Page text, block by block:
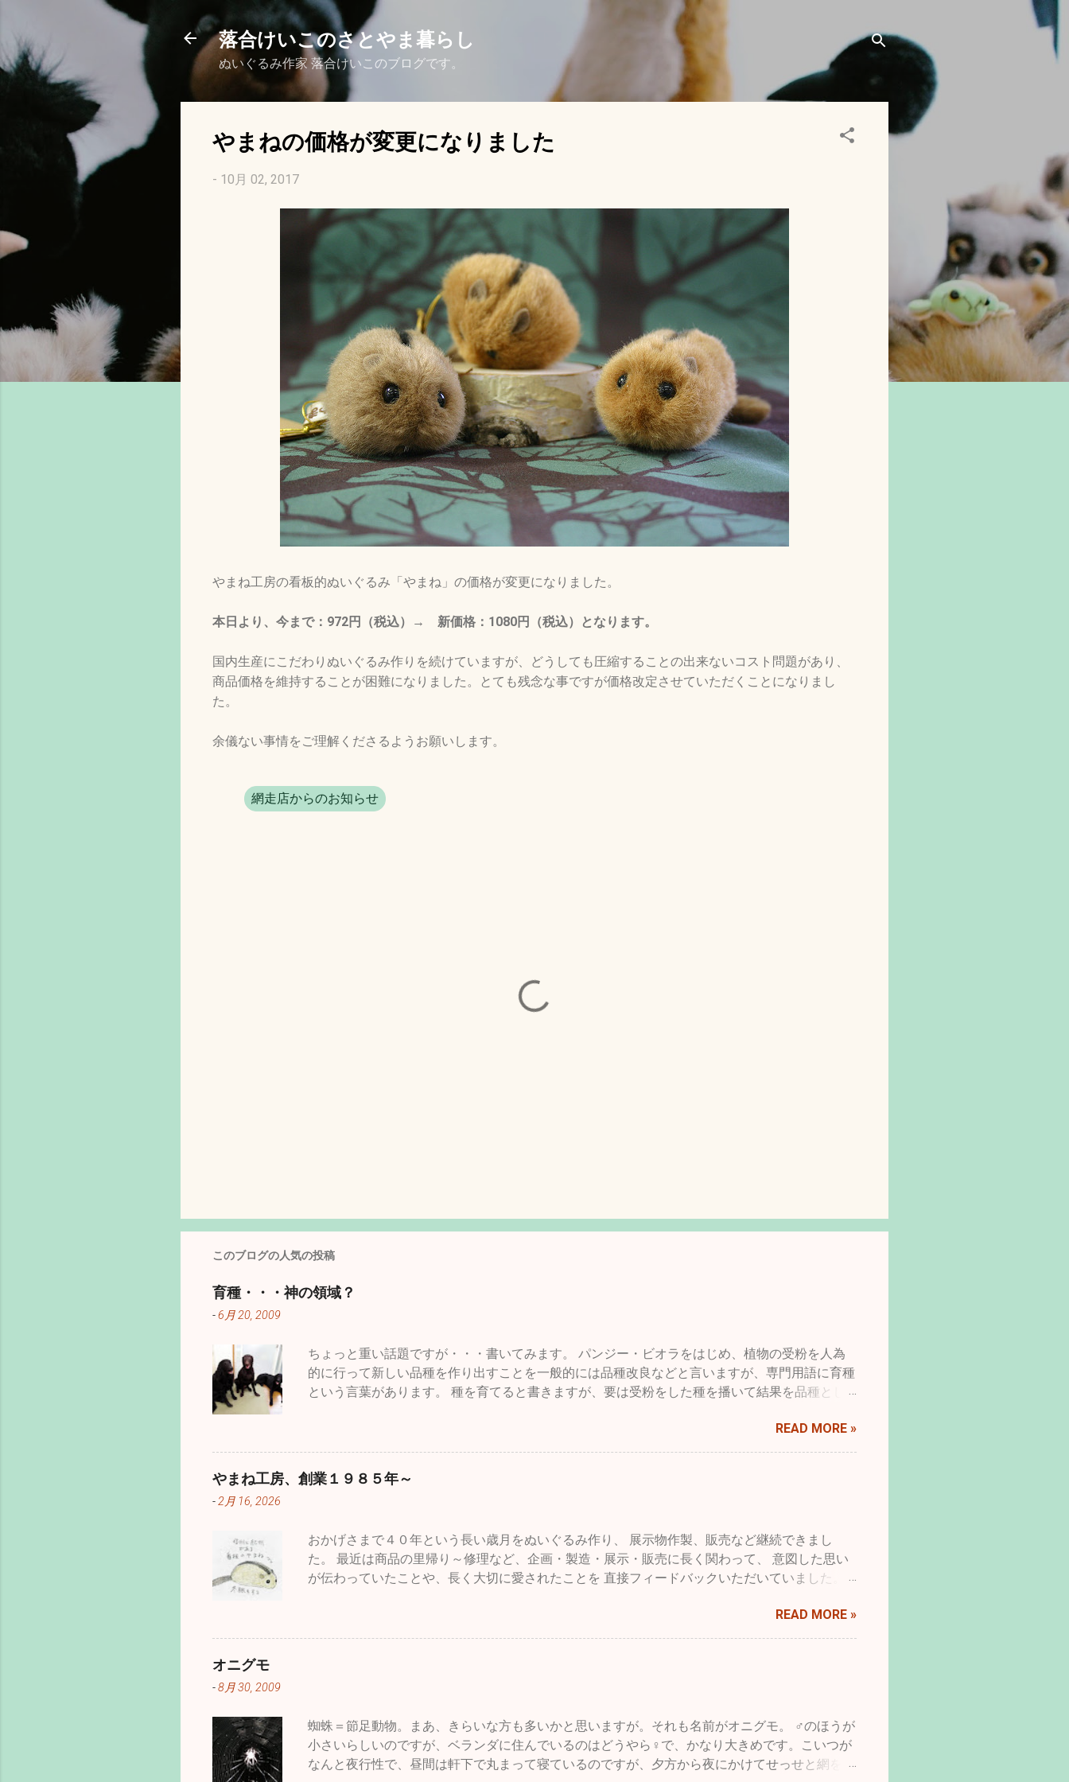
スキップしてメイン コンテンツに移動
落合けいこのさとやま暮らし
ぬいぐるみ作家 落合けいこのブログです。
やまねの価格が変更になりました
- 10月 02, 2017
やまね工房の看板的ぬいぐるみ「やまね」の価格が変更になりました。
本日より、今まで：972円（税込）→ 新価格：1080円（税込）となります。
国内生産にこだわりぬいぐるみ作りを続けていますが、どうしても圧縮することの出来ないコスト問題があり、
商品価格を維持することが困難になりました。とても残念な事ですが価格改定させていただくことになりまし
た。
余儀ない事情をご理解くださるようお願いします。
網走店からのお知らせ
このブログの人気の投稿
育種・・・神の領域？
-6月 20, 2009
ちょっと重い話題ですが・・・書いてみます。 パンジー・ビオラをはじめ、植物の受粉を人為
的に行って新しい品種を作り出すことを一般的には品種改良などと言いますが、専門用語に育種
という言葉があります。 種を育てると書きますが、要は受粉をした種を播いて結果を品種とし
病気に強いものを作ったり、収穫期を早めたり、つまり利用する人たちにとってより良くすると
いうことで品種改良とも言うわけです。 もちろん、収穫量を減らしたり、病気に弱くするなど
マイナスの方向にたいしての育種というのはある意味ありえませんが、一方で都合良くというだ
けでなく花で言えばいろいろな色のものを作るとか、大輪や逆に小輪のもの、花型の変化や八重
かたちで一緒に過ごした歴史の長いいきものたちはそのように育種されてきました。 先月の終
わり頃のことです。新聞の番組表の中に「世界のドキュメンタリー」というタイトルを見つけま
した。内容が犬の遺伝病に関するものだったので、深夜だったのですががんばって見ることにし
テッド・レトリバーの「デイジー」とそのこどもたちの一部をたぶん遺伝的疾患であろうものに
よって失ったのはここ数年のことです。そして、日本ではまだそのような遺伝病の存在さえも一
ったものを求める傾向はアメリカでは顕著で、固定（概ね遺伝的に劣性であるそのような特徴を
世代を繰り返しても表現させること）するために近親交配を繰り返すことが普通に行われてい
る。だが、愛犬家の国イギリスや、ドイツでは特にそのような生物の本来的な特徴をゆがめる育
種は避けられている・・・というものだったのに、それがみごとにひっくり返される中身でし
READ MORE »
やまね工房、創業１９８５年～
-2月 16, 2026
おかげさまで４０年という長い歳月をぬいぐるみ作り、 展示物作製、販売など継続できまし
た。 最近は商品の里帰り～修理など、企画・製造・展示・販売に長く関わって、 意図した思い
が伝わっていたことや、長く大切に愛されたことを 直接フィードバックいただいていました。
ても意味のあることでした。 まだ、少しだけ残っている材料で クラウドファウンディング返礼
のシマフクロウひなを細々スタッフが製作中ですが・・・ 昨年の初夏から検査・・・入院・手
READ MORE »
オニグモ
-8月 30, 2009
蜘蛛＝節足動物。まあ、きらいな方も多いかと思いますが。それも名前がオニグモ。 ♂のほうが
小さいらしいのですが、ベランダに住んでいるのはどうやら♀で、かなり大きめです。こいつが
なんと夜行性で、昼間は軒下で丸まって寝ているのですが、夕方から夜にかけてせっせと網を張